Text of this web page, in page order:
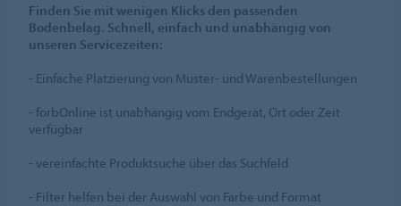
Finden Sie mit wenigen Klicks den passenden
Bodenbelag. Schnell, einfach und unabhängig von
unseren Servicezeiten:
- Einfache Platzierung von Muster- und Warenbestellungen
- forbOnline ist unabhängig vom Endgerät, Ort oder Zeit
verfügbar
- vereinfachte Produktsuche über das Suchfeld
- Filter helfen bei der Auswahl von Farbe und Format